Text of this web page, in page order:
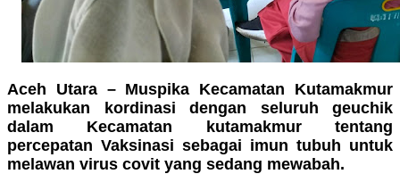
Aceh Utara – Muspika Kecamatan Kutamakmur
melakukan kordinasi dengan seluruh geuchik
dalam Kecamatan kutamakmur tentang
percepatan Vaksinasi sebagai imun tubuh untuk
melawan virus covit yang sedang mewabah.